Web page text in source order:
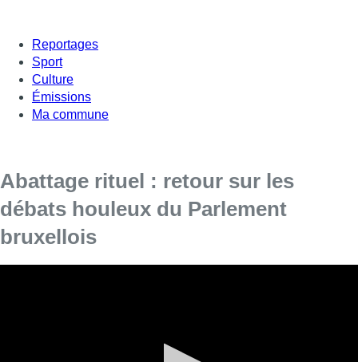
Reportages
Sport
Culture
Émissions
Ma commune
Abattage rituel : retour sur les
débats houleux du Parlement
bruxellois